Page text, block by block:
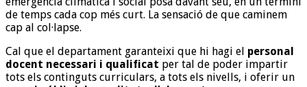
de temps cada cop més curt. La sensació de que caminem
cap al col·lapse.
Cal que el departament garanteixi que hi hagi el personal
docent necessari i qualificat per tal de poder impartir
tots els continguts curriculars, a tots els nivells, i oferir un